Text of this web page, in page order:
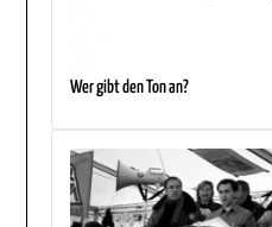
Wer gibt den Ton an?